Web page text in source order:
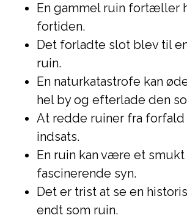
En gammel ruin fortæller
fortiden.
Det forladte slot blev til
ruin.
En naturkatastrofe kan
hel by og efterlade den
At redde ruiner fra
indsats.
En ruin kan være et
fascinerende syn.
Det er trist at se en
endt som ruin.